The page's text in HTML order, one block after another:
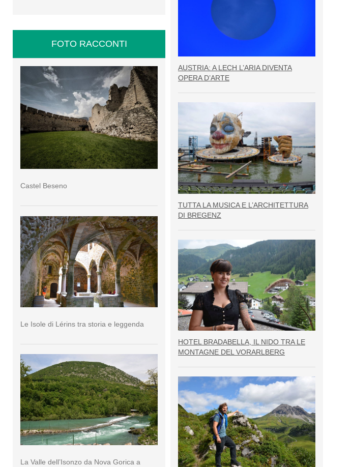
FOTO RACCONTI
Castel Beseno
Le Isole di Lérins tra storia e leggenda
La Valle dell’Isonzo da Nova Gorica a
AUSTRIA: A LECH L’ARIA DIVENTA
OPERA D’ARTE
TUTTA LA MUSICA E L’ARCHITETTURA
DI BREGENZ
HOTEL BRADABELLA, IL NIDO TRA LE
MONTAGNE DEL VORARLBERG